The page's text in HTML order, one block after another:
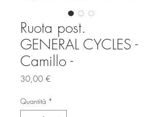
Ruota post.
GENERAL CYCLES -
Camillo -
30,00 €
Quantità *